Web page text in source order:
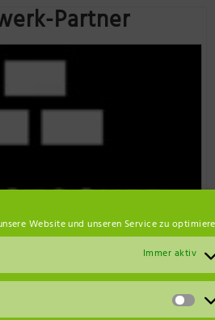
Website und unseren Service zu
Immer aktiv
Partner